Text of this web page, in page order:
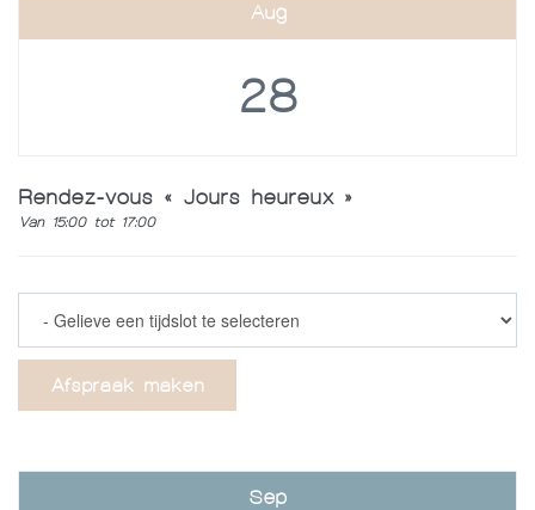
Aug
28
Rendez-vous « Jours heureux »
Van 15:00 tot 17:00
Afspraak maken
Sep